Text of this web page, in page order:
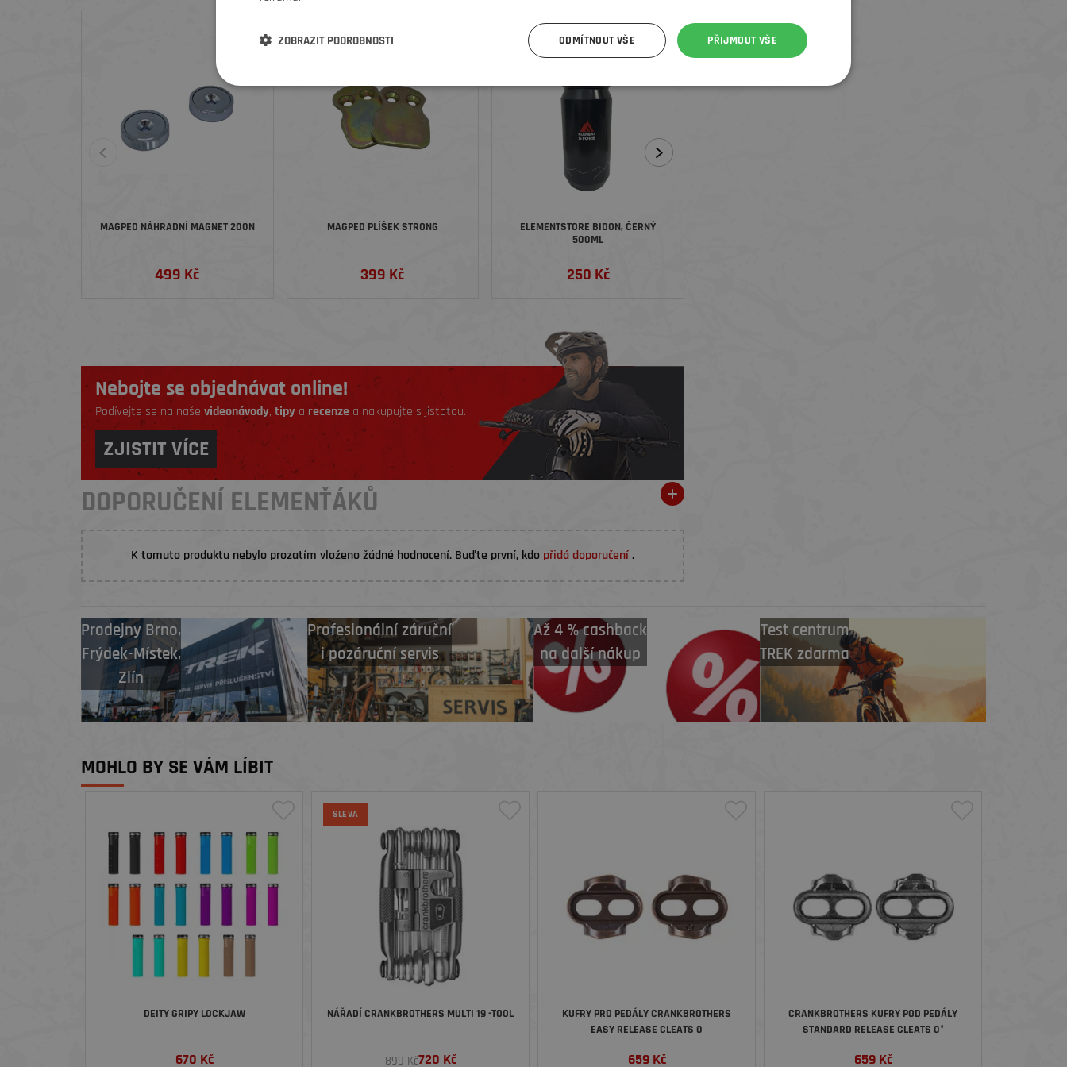
MAGPED NÁHRADNÍ MAGNET 200N
499 Kč
MAGPED PLÍŠEK STRONG
399 Kč
ELEMENTSTORE BIDON, ČERNÝ
500ML
250 Kč
Nebojte se objednávat online!
Podívejte se na naše videonávody, tipy a recenze a nakupujte s jistotou.
ZJISTIT VÍCE
DOPORUČENÍ ELEMENŤÁKŮ
K tomuto produktu nebylo prozatím vloženo žádné hodnocení. Buďte první, kdo přidá doporučení.
ProdejnyBrno,
Frýdek-Místek,
Zlín
Profesionální záruční
i pozáruční servis
Až 4 % cashback
na další nákup
Test centrum
TREK zdarma
MOHLO BY SE VÁM LÍBIT
DEITY GRIPY LOCKJAW
670 Kč
SLEVA
NÁŘADÍ CRANKBROTHERS MULTI 19 -TOOL
899 Kč720 Kč
KUFRY PRO PEDÁLY CRANKBROTHERS
EASY RELEASE CLEATS 0
659Kč
CRANKBROTHERS KUFRY POD PEDÁLY
STANDARD RELEASE CLEATS 0°
659Kč
PŘIJMOUT VŠE
ODMÍTNOUT VŠE
ZOBRAZIT PODROBNOSTI